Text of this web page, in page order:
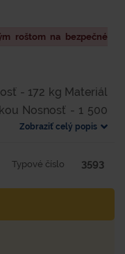
roštom na bezpečné
- 172 kg Materiál
Nosnosť - 1 500
Zobraziť celý popis
Typové číslo 3593